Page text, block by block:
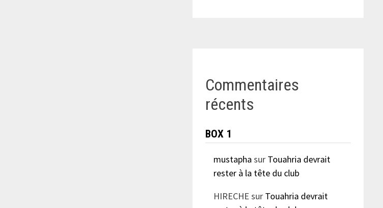
Commentaires
récents
BOX 1
mustapha sur Touahria devrait
rester à la tête du club
HIRECHE sur Touahria devrait